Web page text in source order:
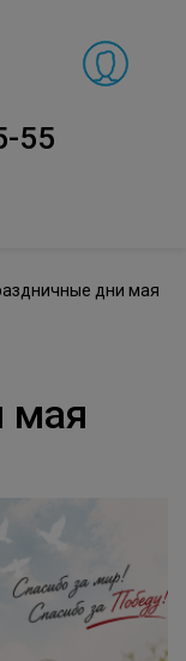
55
дни мая
мая